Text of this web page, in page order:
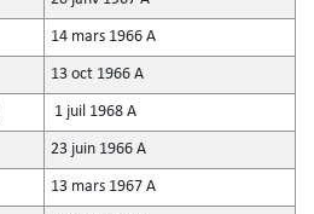
14 mars 1966 A
13 oct 1966 A
1 juil 1968 A
23 juin 1966 A
13 mars 1967 A